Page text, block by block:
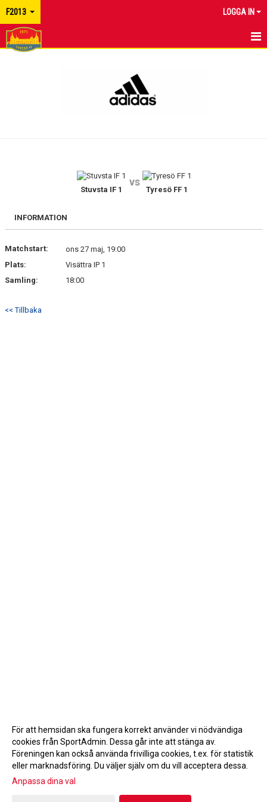
F2013 LOGGA IN
Stuvsta IF 1
vs
Tyresö FF 1
INFORMATION
Matchstart:
ons 27 maj, 19:00
Plats:
Visättra IP 1
Samling:
18:00
<< Tillbaka
Gå till Webbversion
För att hemsidan ska fungera korrekt använder vi nödvändiga
cookies från SportAdmin. Dessa går inte att stänga av.
Föreningen kan också använda frivilliga cookies, t.ex. för statistik
eller marknadsföring. Du väljer själv om du vill acceptera dessa.
Anpassa dina val